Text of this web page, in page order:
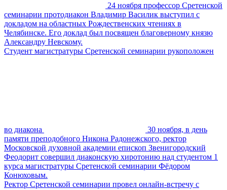
24 ноября профессор Сретенской
семинарии протодиакон Владимир Василик выступил с
докладом на областных Рождественских чтениях в
Челябинске. Его доклад был посвящен благоверному князю
Александру Невскому.
Студент магистратуры Сретенской семинарии рукоположен
во диакона
30 ноября, в день
памяти преподобного Никона Радонежского, ректор
Московской духовной академии епископ Звенигородский
Феодорит совершил диаконскую хиротонию над студентом 1
курса магистратуры Сретенской семинарии Фёдором
Конюховым.
Ректор Сретенской семинарии провел онлайн-встречу с